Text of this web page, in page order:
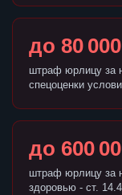
до 80
штраф юрлицу за
спецоценки
до 600
штраф юрлицу за
здоровью - ст.